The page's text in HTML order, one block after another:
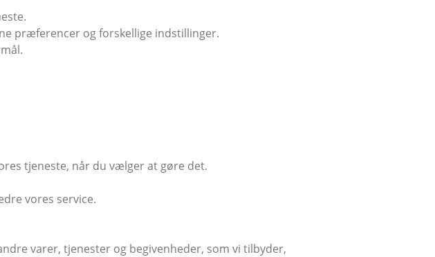
præferencer og forskellige indstillinger.
tjeneste, når du vælger at gøre det.
vores service.
varer, tjenester og begivenheder, som vi tilbyder,